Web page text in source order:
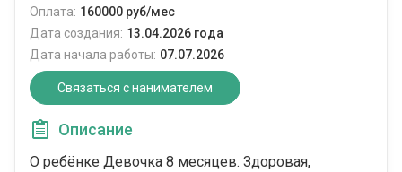
Оплата: 160000 руб/мес
Дата создания: 13.04.2026 года
Дата начала работы: 07.07.2026
Связаться с нанимателем
Описание
О ребёнке Девочка 8 месяцев. Здоровая,